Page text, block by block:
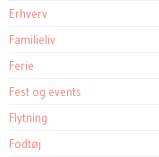
Erhverv
Familieliv
Ferie
Fest og events
Flytning
Fodtøj